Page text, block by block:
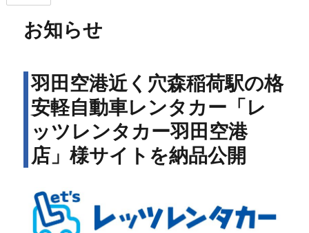
お知らせ
羽田空港近く穴森稲荷駅の格
安軽自動車レンタカー「レ
ッツレンタカー羽田空港
店」様サイトを納品公開